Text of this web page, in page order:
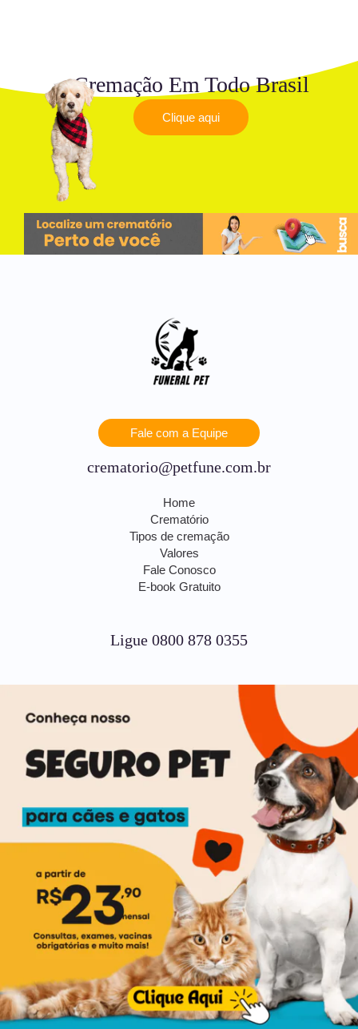
Cremação Em Todo Brasil
Clique aqui
Fale com a Equipe
crematorio@petfune.com.br
Home
Crematório
Tipos de cremação
Valores
Fale Conosco
E-book Gratuito
Ligue 0800 878 0355